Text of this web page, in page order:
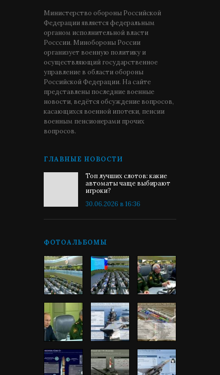
Министерство обороны Российской
Федерации является федеральным
органом исполнительной власти
Росссии. Минобороны России
организует военную политику и
осуществляющий государственное
управление в области обороны
Российской Федерации. На сайте
представлены последние военные
новости, ведётся обсуждение вопросов,
касающихся военной ипотеки, пенсии
военным пенсионерами прочих
вопросов.
ГЛАВНЫЕ НОВОСТИ
Топ лучших слотов: какие
автоматы чаще выбирают
игроки?
30.06.2026 в 16:36
ФОТОАЛЬБОМЫ